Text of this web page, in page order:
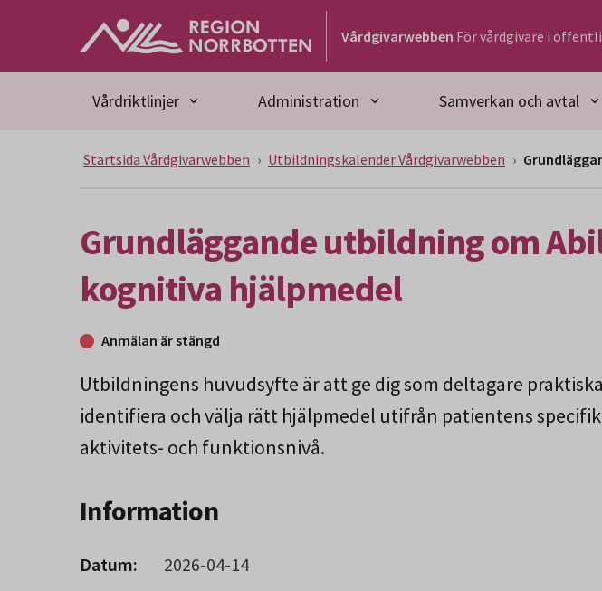
Gå till huvudmeny
Gå till övergripande innehåll
Vårdgivarwebben För vårdgivare i
Vårdriktlinjer Administration Samverkan och avtal
Startsida Vårdgivarwebben Utbildningskalender Vårdgivarwebben
Grundläggande utbildning om
kognitiva hjälpmedel
Anmälan är stängd
Utbildningens huvudsyfte är att ge dig som deltagare
identifiera och välja rätt hjälpmedel utifrån patientens
aktivitets- och funktionsnivå.
Information
Datum:
2026-04-14